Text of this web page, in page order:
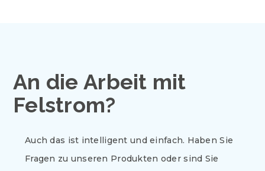
An die Arbeit mit
Felstrom?
Auch das ist intelligent und einfach. Haben Sie
Fragen zu unseren Produkten oder sind Sie